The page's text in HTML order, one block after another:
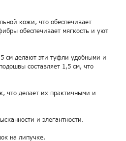
кожи, что обеспечивает
обеспечивает мягкость и уют
см делают эти туфли удобными и
составляет 1,5 см, что
что делает их практичными и
и элегантности.
на липучке.